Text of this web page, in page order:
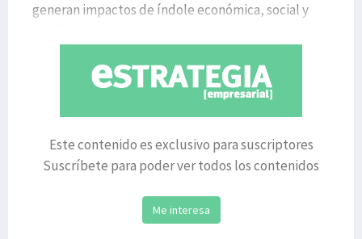
generan impactos de índole económica, social y
Este contenido es exclusivo para suscriptores
Suscríbete para poder ver todos los contenidos
Me interesa